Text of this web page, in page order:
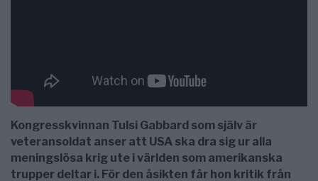
Kongresskvinnan Tulsi Gabbard som själv är
veteransoldat anser att USA ska dra sig ur alla
meningslösa krig ute i världen som amerikanska
trupper deltar i. För den åsikten får hon kritik från